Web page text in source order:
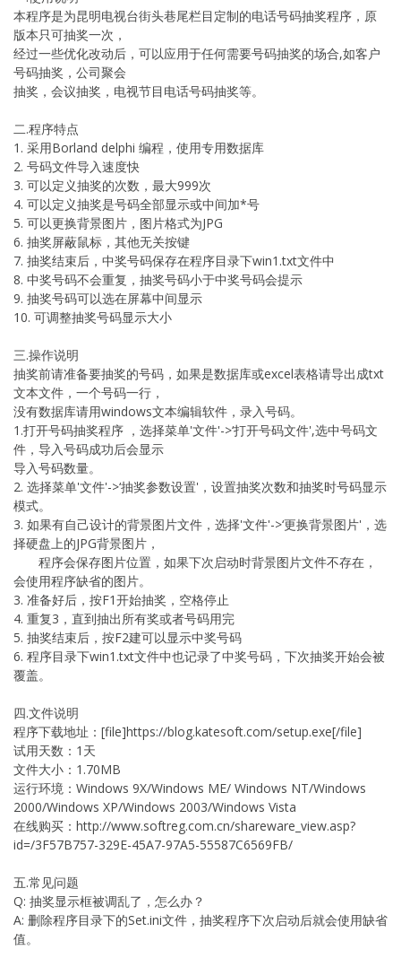
本程序是为昆明电视台街头巷尾栏目定制的电话号码抽奖程序，原
版本只可抽奖一次，
经过一些优化改动后，可以应用于任何需要号码抽奖的场合,如客户
号码抽奖，公司聚会
抽奖，会议抽奖，电视节目电话号码抽奖等。
二.程序特点
1. 采用Borland delphi 编程，使用专用数据库
2. 号码文件导入速度快
3. 可以定义抽奖的次数，最大999次
4. 可以定义抽奖是号码全部显示或中间加*号
5. 可以更换背景图片，图片格式为JPG
6. 抽奖屏蔽鼠标，其他无关按键
7. 抽奖结束后，中奖号码保存在程序目录下win1.txt文件中
8. 中奖号码不会重复，抽奖号码小于中奖号码会提示
9. 抽奖号码可以选在屏幕中间显示
10. 可调整抽奖号码显示大小
三.操作说明
抽奖前请准备要抽奖的号码，如果是数据库或excel表格请导出成txt
文本文件，一个号码一行，
没有数据库请用windows文本编辑软件，录入号码。
1.打开号码抽奖程序 ，选择菜单'文件'->‘打开号码文件',选中号码文
件，导入号码成功后会显示
导入号码数量。
2. 选择菜单'文件'->‘抽奖参数设置'，设置抽奖次数和抽奖时号码显示
模式。
3. 如果有自己设计的背景图片文件，选择'文件'->‘更换背景图片'，选
择硬盘上的JPG背景图片，
程序会保存图片位置，如果下次启动时背景图片文件不存在，
会使用程序缺省的图片。
3. 准备好后，按F1开始抽奖，空格停止
4. 重复3，直到抽出所有奖或者号码用完
5. 抽奖结束后，按F2建可以显示中奖号码
6. 程序目录下win1.txt文件中也记录了中奖号码，下次抽奖开始会被
覆盖。
四.文件说明
程序下载地址：[file]https://blog.katesoft.com/setup.exe[/file]
试用天数：1天
文件大小：1.70MB
运行环境：Windows 9X/Windows ME/ Windows NT/Windows
2000/Windows XP/Windows 2003/Windows Vista
在线购买：http://www.softreg.com.cn/shareware_view.asp?
id=/3F57B757-329E-45A7-97A5-55587C6569FB/
五.常见问题
Q: 抽奖显示框被调乱了，怎么办？
A: 删除程序目录下的Set.ini文件，抽奖程序下次启动后就会使用缺省
值。